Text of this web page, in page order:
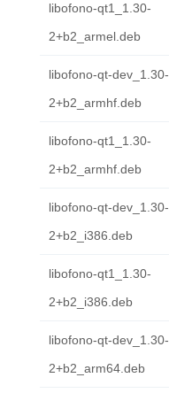
libofono-qt1_1.30-
2+b2_armel.deb
libofono-qt-dev_1.30-
2+b2_armhf.deb
libofono-qt1_1.30-
2+b2_armhf.deb
libofono-qt-dev_1.30-
2+b2_i386.deb
libofono-qt1_1.30-
2+b2_i386.deb
libofono-qt-dev_1.30-
2+b2_arm64.deb